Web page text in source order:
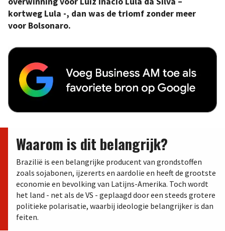
kortweg Lula -, dan was de triomf zonder meer
voor Bolsonaro.
Waarom is dit belangrijk?
Brazilië is een belangrijke producent van grondstoffen
zoals sojabonen, ijzererts en aardolie en heeft de grootste
economie en bevolking van Latijns-Amerika. Toch wordt
het land - net als de VS - geplaagd door een steeds grotere
politieke polarisatie, waarbij ideologie belangrijker is dan
feiten.